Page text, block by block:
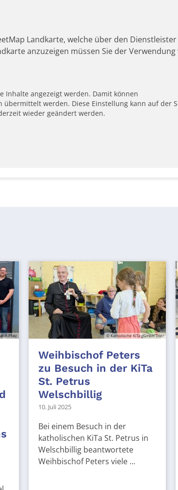
Landkarte, welche über den Dienstleister
anzuzeigen müssen Sie der Verwendung
Inhalte angezeigt werden. Damit können
werden. Diese Einstellung kann auf der
wieder geändert werden.
Pfalz © Katholische KiTa gGmbH Trier
Weihbischof Peters
zu Besuch in der KiTa
St. Petrus
Welschbillig
10. Juli 2025
Bei einem Besuch in der
katholischen KiTa St. Petrus in
Welschbillig beantwortete
Weihbischof Peters viele ...